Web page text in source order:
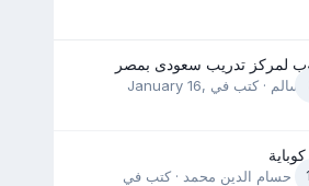
لمركز تدريب سعودى بمصر
سالم · كتب في January 16,
حسام الدين محمد · كتب في